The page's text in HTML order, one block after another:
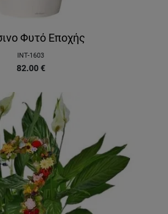
Φυτό Εποχής
INT-1603
82.00 €